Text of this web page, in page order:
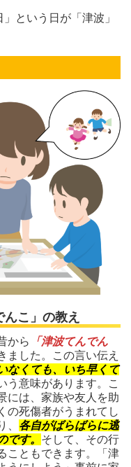
という日が「津波」
こ」の教え
から
「津波てんでん
ました。この言い伝え
なくても、いち早くて
う意味があります。こ
には、家族や友人を助
の死傷者がうまれてし
、 各自がばらばらに逃
です。 そして、その行
こともできます。「津